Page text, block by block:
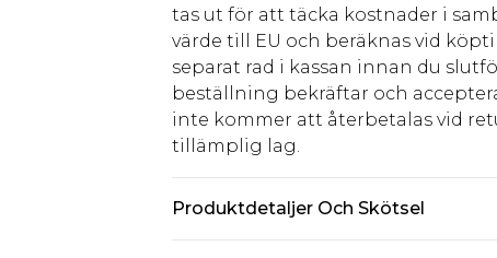
tas ut för att täcka kostnader i
värde till EU och beräknas vid
separat rad i kassan innan du
beställning bekräftar och
inte kommer att återbetalas vid
tillämplig lag.
Produktdetaljer Och Skötsel